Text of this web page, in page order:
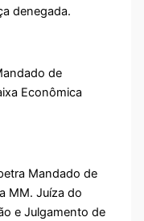
denegada.
de
Econômica
Mandado de
MM. Juíza do
e Julgamento de